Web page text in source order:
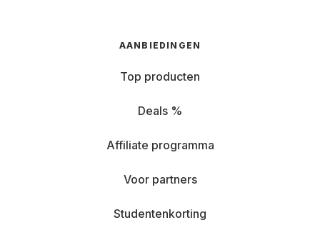
AANBIEDINGEN
Top producten
Deals %
Affiliate programma
Voor partners
Studentenkorting